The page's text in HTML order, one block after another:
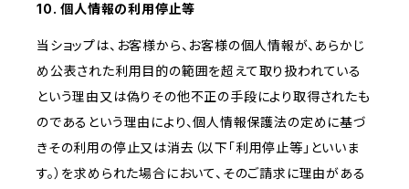
10. 個人情報の利用停止等
当ショップは、お客様から、お客様の個人情報が、あらかじ
め公表された利用目的の範囲を超えて取り扱われている
という理由又は偽りその他不正の手段により取得されたも
のであるという理由により、個人情報保護法の定めに基づ
きその利用の停止又は消去（以下「利用停止等」といいま
す。）を求められた場合において、そのご請求に理由がある